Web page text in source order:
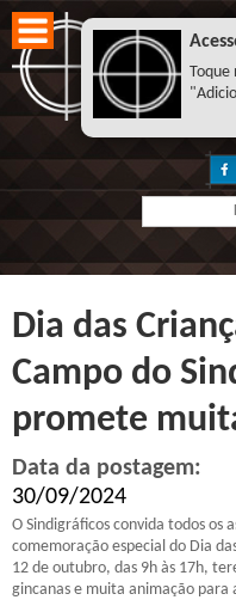
Dia das
Campo do
promete
Data da postagem:
30/09/2024
O Sindigráficos convida todos os
comemoração especial do Dia
12 de outubro, das 9h às 17h,
gincanas e muita animação para
Toque